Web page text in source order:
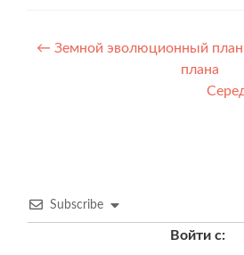
Навигация
← Земной эволюционный
плана
Subscribe
Войти с: